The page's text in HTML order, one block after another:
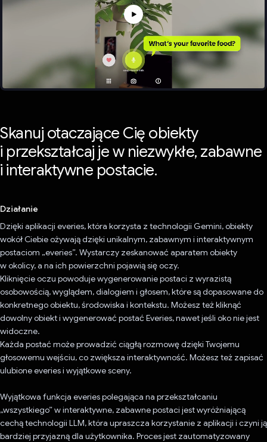
Skanuj otaczające Cię obiekty
i przekształcaj je w niezwykłe, zabawne
i interaktywne postacie.
Działanie
Dzięki aplikacji everies, która korzysta z technologii Gemini, obiekty
wokół Ciebie ożywają dzięki unikalnym, zabawnym i interaktywnym
postaciom „everies”. Wystarczy zeskanować aparatem obiekty
w okolicy, a na ich powierzchni pojawią się oczy.
Kliknięcie oczu powoduje wygenerowanie postaci z wyrazistą
osobowością, wyglądem, dialogiem i głosem, które są dopasowane do
konkretnego obiektu, środowiska i kontekstu. Możesz też kliknąć
dowolny obiekt i wygenerować postać Everies, nawet jeśli oko nie jest
widoczne.
Każda postać może prowadzić ciągłą rozmowę dzięki Twojemu
głosowemu wejściu, co zwiększa interaktywność. Możesz też zapisać
ulubione everies i wyjątkowe sceny.
Wyjątkowa funkcja everies polegająca na przekształcaniu
„wszystkiego” w interaktywne, zabawne postaci jest wyróżniającą
cechą technologii LLM, która upraszcza korzystanie z aplikacji i czyni ją
bardziej przyjazną dla użytkownika. Proces jest zautomatyzowany